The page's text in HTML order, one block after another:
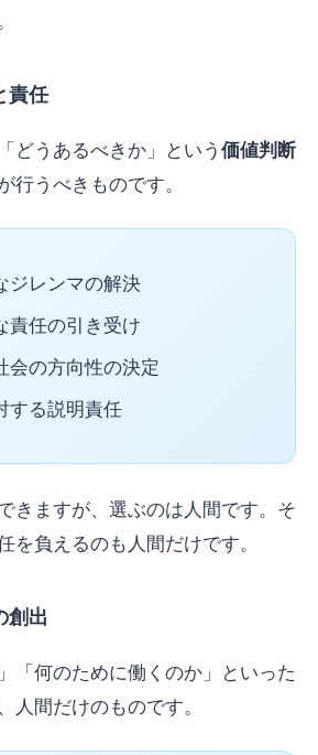
責任
どうあるべきか」という価値判断
行うべきものです。
ジレンマの解決
責任の引き受け
会の方向性の決定
する説明責任
きますが、選ぶのは人間です。そ
を負えるのも人間だけです。
創出
「何のために働くのか」といった
人間だけのものです。